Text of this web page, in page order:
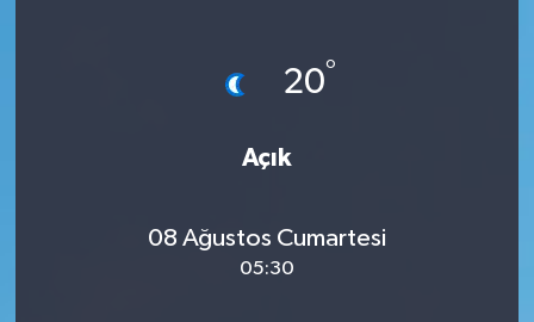
20°
Açık
08 Ağustos Cumartesi
05:30
Manşet Altı